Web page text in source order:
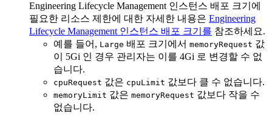
Engineering Lifecycle Management인스턴스 배포 크기에
필요한 리소스 제한에 대한 자세한 내용은 Engineering
Lifecycle Management 인스턴스 배포 크기를 참조하세요.
예를 들어, Large 배포 크기에서 memoryRequest 값
이 5Gi 인 경우 관리자는 이를 4Gi 로 변경할 수 없
습니다.
cpuRequest 값은 cpuLimit 값보다 클 수 없습니다.
memoryLimit 값은 memoryRequest 값보다 작을 수
없습니다.